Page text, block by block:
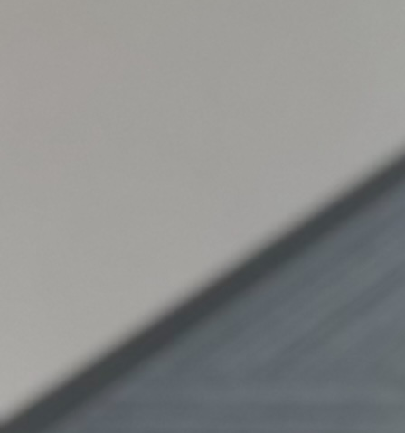
お電話でのお問い合わせ
まずはお気軽にお電話ください。
アドバイザーがていねいに対応いたします。
採用のエントリー
ENTRY